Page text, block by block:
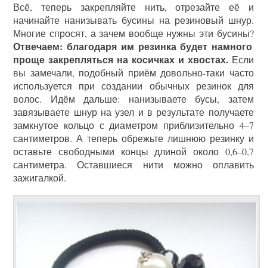
Всё, теперь закрепляйте нить, отрезайте её и
начинайте нанизывать бусины на резиновый шнур.
Многие спросят, а зачем вообще нужны эти бусины?
Отвечаем: благодаря им резинка будет намного
проще закрепляться на косичках и хвостах.Если
вы замечали, подобный приём довольно-таки часто
используется при создании обычных резинок для
волос. Идём дальше: нанизываете бусы, затем
завязываете шнур на узел и в результате получаете
замкнутое кольцо с диаметром приблизительно 4–7
сантиметров. А теперь обрежьте лишнюю резинку и
оставьте свободными концы длиной около 0,6–0,7
сантиметра. Оставшиеся нити можно оплавить
зажигалкой.